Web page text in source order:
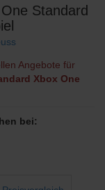
Standard
Angebote für
Xbox One
bei: